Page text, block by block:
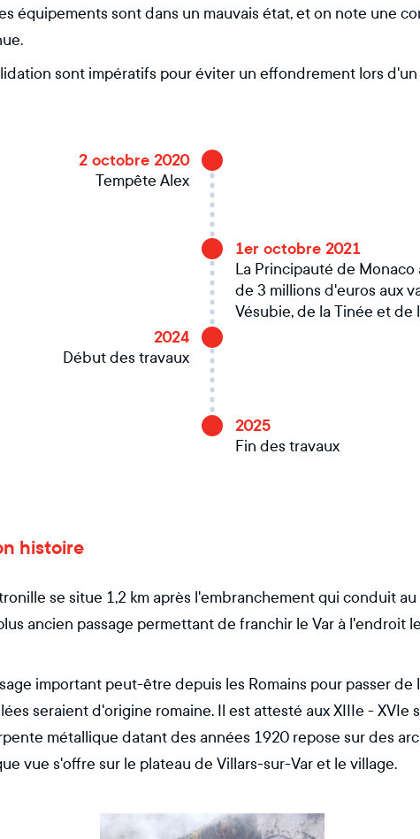
équipements sont dans un mauvais état, et on note une
sont impératifs pour éviter un effondrement lors
2 octobre 2020
Tempête Alex
1er octobre 2021
La Principauté de
de 3 millions d'euros aux
Vésubie, de la Tinée et de
2024
Début des travaux
2025
Fin des travaux
histoire
se situe 1,2 km après l'embranchement qui conduit
ancien passage permettant de franchir le Var à l'endroit
important peut-être depuis les Romains pour passer de
seraient d'origine romaine. Il est attesté aux XIIIe - XVIe
métallique datant des années 1920 repose sur des
vue s'offre sur le plateau de Villars-sur-Var et le village.